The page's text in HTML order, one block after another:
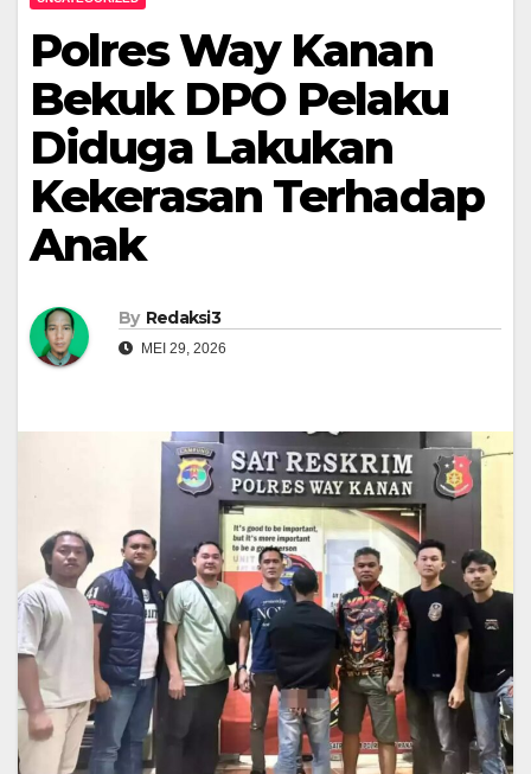
Polres Way Kanan
Bekuk DPO Pelaku
Diduga Lakukan
Kekerasan Terhadap
Anak
By Redaksi3
MEI 29, 2026